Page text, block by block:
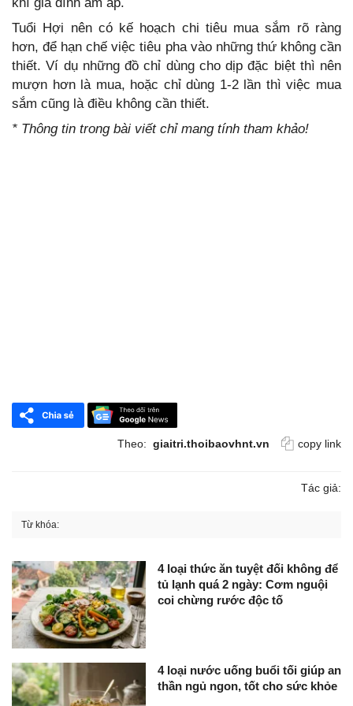
Tuổi Hợi nên có kế hoạch chi tiêu mua sắm rõ ràng
hơn, để hạn chế việc tiêu pha vào những thứ không cần
thiết. Ví dụ những đồ chỉ dùng cho dịp đặc biệt thì nên
mượn hơn là mua, hoặc chỉ dùng 1-2 lần thì việc mua
sắm cũng là điều không cần thiết.
* Thông tin trong bài viết chỉ mang tính tham khảo!
Theo: giaitri.thoibaovhnt.vn copy link
Tác giả:
Từ khóa:
4 loại thức ăn tuyệt đối không để
tủ lạnh quá 2 ngày: Cơm nguội
coi chừng rước độc tố
4 loại nước uống buổi tối giúp an
thần ngủ ngon, tốt cho sức khỏe